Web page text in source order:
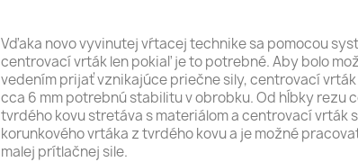
Vďaka novo vyvinutej vŕtacej technike sa pomocou
centrovací vrták len pokiaľ je to potrebné. Aby bolo
vedením prijať vznikajúce priečne sily, centrovací
cca 6 mm potrebnú stabilitu v obrobku. Od hĺbky rezu
tvrdého kovu stretáva s materiálom a centrovací vrták
korunkového vrtáka z tvrdého kovu a je možné
malej prítlačnej sile.